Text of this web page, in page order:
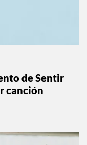
de Sentir
canción